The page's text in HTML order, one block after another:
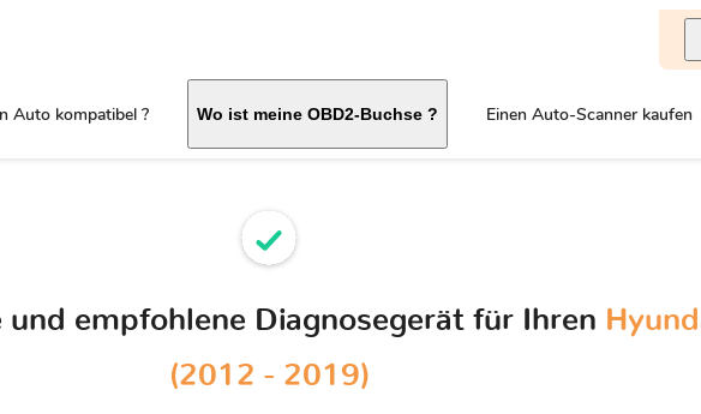
Auto kompatibel ? Wo ist meine OBD2-Buchse ? Einen Auto-Scanner kaufen
empfohlene Diagnosegerät für Ihren
(2012 - 2019)